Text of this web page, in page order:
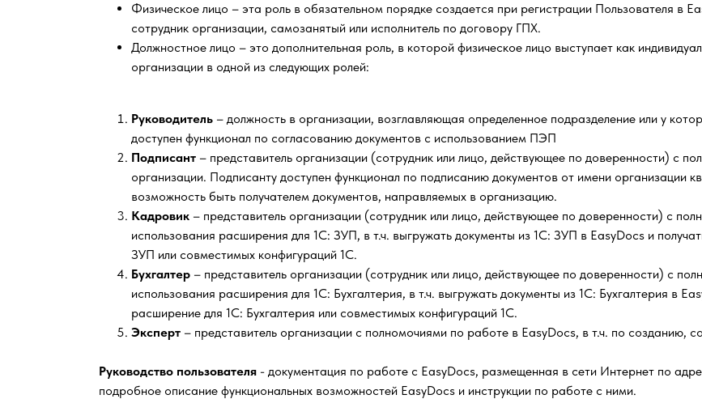
Физическое лицо – эта роль в обязательном порядке создается при регистрации Пользователя в
сотрудник организации, самозанятый или исполнитель по договору ГПХ.
Должностное лицо – это дополнительная роль, в которой физическое лицо выступает как
организации в одной из следующих ролей:
Руководитель – должность в организации, возглавляющая определенное подразделение или у
доступен функционал по согласованию документов с использованием ПЭП
Подписант – представитель организации (сотрудник или лицо, действующее по доверенности) с
организации. Подписанту доступен функционал по подписанию документов от имени организации
возможность быть получателем документов, направляемых в организацию.
Кадровик – представитель организации (сотрудник или лицо, действующее по доверенности) с
использования расширения для 1С: ЗУП, в т.ч. выгружать документы из 1С: ЗУП в EasyDocs и
ЗУП или совместимых конфигураций 1С.
Бухгалтер – представитель организации (сотрудник или лицо, действующее по доверенности) с
использования расширения для 1С: Бухгалтерия, в т.ч. выгружать документы из 1С: Бухгалтерия в
расширение для 1С: Бухгалтерия или совместимых конфигураций 1С.
Эксперт – представитель организации с полномочиями по работе в EasyDocs, в т.ч. по созданию,
Руководство пользователя - документация по работе с EasyDocs, размещенная в сети Интернет по
подробное описание функциональных возможностей EasyDocs и инструкции по работе с ними.